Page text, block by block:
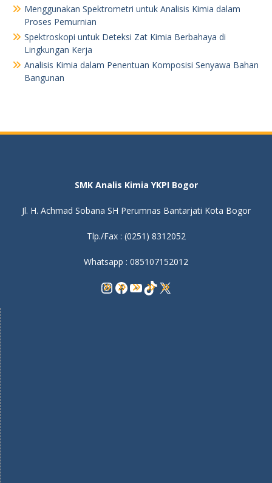
Menggunakan Spektrometri untuk Analisis Kimia dalam
Proses Pemurnian
Spektroskopi untuk Deteksi Zat Kimia Berbahaya di
Lingkungan Kerja
Analisis Kimia dalam Penentuan Komposisi Senyawa Bahan
Bangunan
SMK Analis Kimia YKPI Bogor
Jl. H. Achmad Sobana SH Perumnas Bantarjati Kota Bogor
Tlp./Fax : (0251) 8312052
Whatsapp : 085107152012
Instagram
Facebook
YouTube
TikTok
X